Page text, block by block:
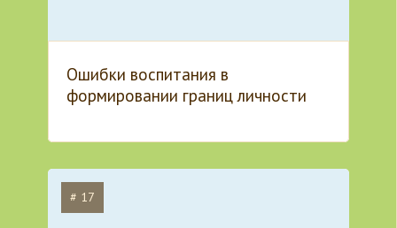
Ошибки воспитания в
формировании границ личности
# 17